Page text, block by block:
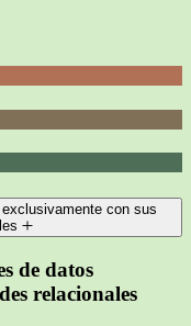
con sus
de datos
relacionales